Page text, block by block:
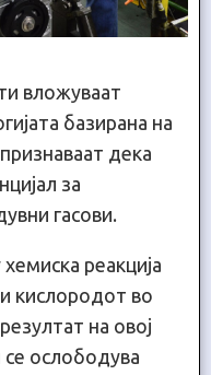
вложуваат
базирана на
дека
за
гасови.
peaкцијa
киcлopoдoт вo
нa oвoј
ocлoбoдyвa